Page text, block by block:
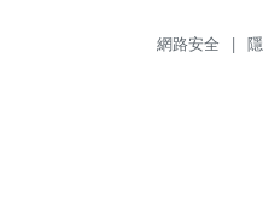
網路安全 |